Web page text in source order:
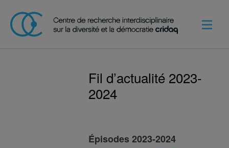
Fil d’actualité 2023-
2024
Épisodes 2023-2024